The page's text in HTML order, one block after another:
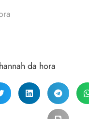
hannah da hora